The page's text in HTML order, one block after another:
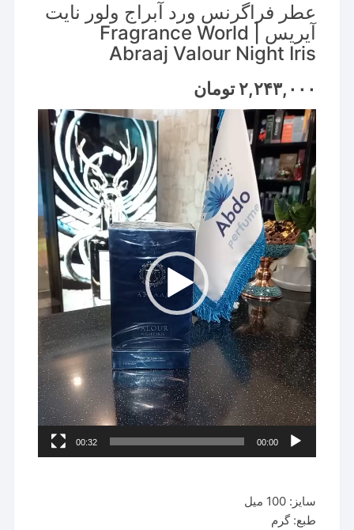
عطر فراگرنس ورد آبراج ولور نایت
آیریس | Fragrance World
Abraaj Valour Night Iris
۲,۲۴۳,۰۰۰ تومان
نمایشگر
ویدیو
00:00
00:32
سایز: 100 میل
طبع: گرم